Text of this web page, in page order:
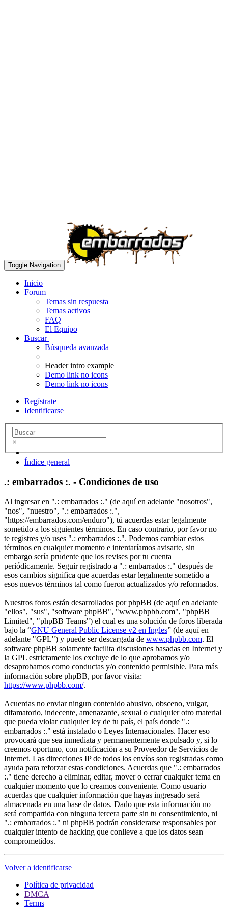
Toggle Navigation
Inicio
Forum
Temas sin respuesta
Temas activos
FAQ
El Equipo
Buscar
Búsqueda avanzada
Header intro example
Demo link no icons
Demo link no icons
Regístrate
Identificarse
×
Índice general
.: embarrados :. - Condiciones de uso
Al ingresar en ".: embarrados :." (de aquí en adelante "nosotros",
"nos", "nuestro", ".: embarrados :.",
"https://embarrados.com/enduro"), tú acuerdas estar legalmente
sometido a los siguientes términos. En caso contrario, por favor no
te registres y/o uses ".: embarrados :.". Podemos cambiar estos
términos en cualquier momento e intentaríamos avisarte, sin
embargo sería prudente que los revises por tu cuenta
periódicamente. Seguir registrado a ".: embarrados :." después de
esos cambios significa que acuerdas estar legalmente sometido a
esos nuevos términos tal como fueron actualizados y/o reformados.
Nuestros foros están desarrollados por phpBB (de aquí en adelante
"ellos", "sus", "software phpBB", "www.phpbb.com", "phpBB
Limited", "phpBB Teams") el cual es una solución de foros liberada
bajo la “GNU General Public License v2 en Ingles” (de aquí en
adelante "GPL") y puede ser descargada de www.phpbb.com. El
software phpBB solamente facilita discusiones basadas en Internet y
la GPL estrictamente los excluye de lo que aprobamos y/o
desaprobamos como conductas y/o contenido permisible. Para más
información sobre phpBB, por favor visita:
https://www.phpbb.com/.
Acuerdas no enviar ningun contenido abusivo, obsceno, vulgar,
difamatorio, indecente, amenazante, sexual o cualquier otro material
que pueda violar cualquier ley de tu país, el país donde ".:
embarrados :." está instalado o Leyes Internacionales. Hacer eso
provocará que sea inmediata y permanentemente expulsado y, si lo
creemos oportuno, con notificación a su Proveedor de Servicios de
Internet. Las direcciones IP de todos los envíos son registradas como
ayuda para reforzar estas condiciones. Acuerdas que ".: embarrados
:." tiene derecho a eliminar, editar, mover o cerrar cualquier tema en
cualquier momento que lo creamos conveniente. Como usuario
acuerdas que cualquier información que hayas ingresado será
almacenada en una base de datos. Dado que esta información no
será compartida con ninguna tercera parte sin tu consentimiento, ni
".: embarrados :." ni phpBB podrán considerarse responsables por
cualquier intento de hacking que conlleve a que los datos sean
comprometidos.
Volver a identificarse
Política de privacidad
DMCA
Terms